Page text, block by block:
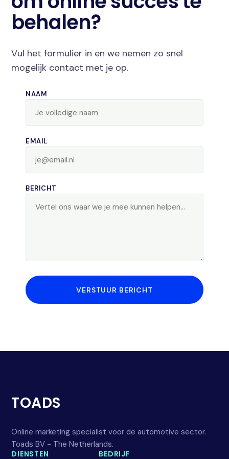
behalen?
Vul het formulier in en we nemen zo snel
mogelijk contact met je op.
NAAM
EMAIL
BERICHT
VERSTUUR BERICHT
TOADS
Online marketing specialist voor de automotive sector.
Toads BV - The Netherlands.
DIENSTEN
BEDRIJF